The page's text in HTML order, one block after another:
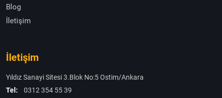
Blog
İletişim
İletişim
Yıldız Sanayi Sitesi 3.Blok No:5 Ostim/Ankara
Tel:
0312 354 55 39